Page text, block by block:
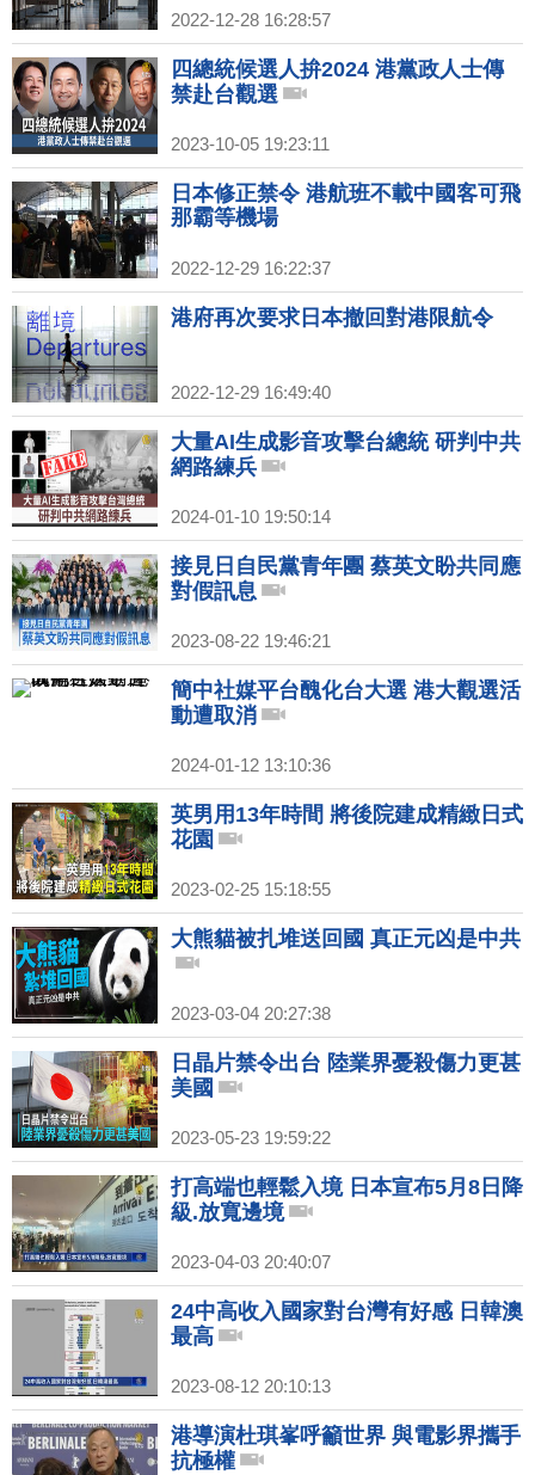
2022-12-28 16:28:57
四總統候選人拚2024 港黨政人士傳
禁赴台觀選
2023-10-05 19:23:11
日本修正禁令 港航班不載中國客可飛
那霸等機場
2022-12-29 16:22:37
港府再次要求日本撤回對港限航令
2022-12-29 16:49:40
大量AI生成影音攻擊台總統 研判中共
網路練兵
2024-01-10 19:50:14
接見日自民黨青年團 蔡英文盼共同應
對假訊息
2023-08-22 19:46:21
簡中社媒平台醜化台大選 港大觀選活
動遭取消
2024-01-12 13:10:36
英男用13年時間 將後院建成精緻日式
花園
2023-02-25 15:18:55
大熊貓被扎堆送回國 真正元凶是中共
2023-03-04 20:27:38
日晶片禁令出台 陸業界憂殺傷力更甚
美國
2023-05-23 19:59:22
打高端也輕鬆入境 日本宣布5月8日降
級.放寬邊境
2023-04-03 20:40:07
24中高收入國家對台灣有好感 日韓澳
最高
2023-08-12 20:10:13
港導演杜琪峯呼籲世界 與電影界攜手
抗極權